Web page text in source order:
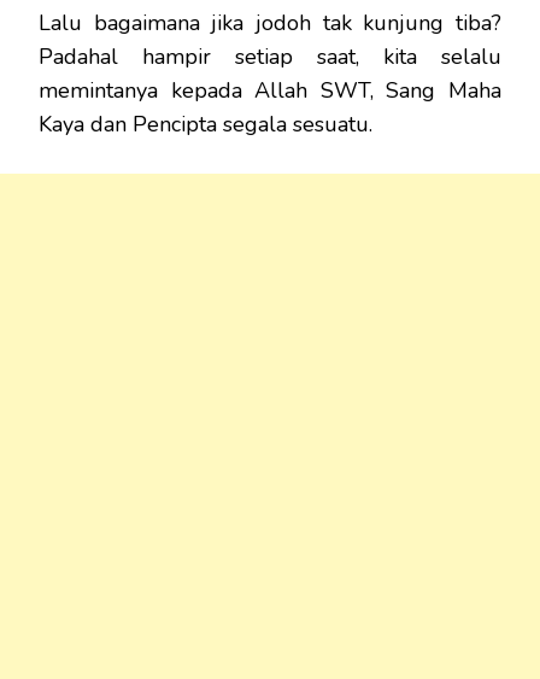
Lalu bagaimana jika jodoh tak kunjung tiba?
Padahal hampir setiap saat, kita selalu
memintanya kepada Allah SWT, Sang Maha
Kaya dan Pencipta segala sesuatu.